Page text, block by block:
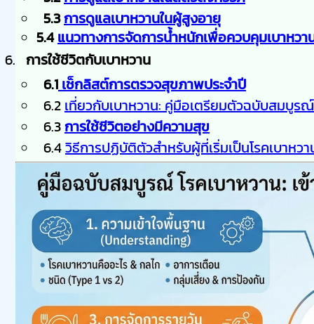
5.3การดูแลเบาหวานในผู้สูงอายุ
5.4แนวทางการจัดการน้ำหนักเพื่อควบคุมเบาหวา
การใช้ชีวิตกับเบาหวาน
6.1เช็กลิสต์การตรวจสุขภาพประจำปี
6.2เที่ยวกับเบาหวาน: คู่มือเตรียมตัวฉบับสมบูรณ์
6.3การใช้ชีวิตอย่างมีความสุข
6.4วิธีการปฏิบัติตัวสำหรับผู้ที่เริ่มเป็นโรคเบาหว